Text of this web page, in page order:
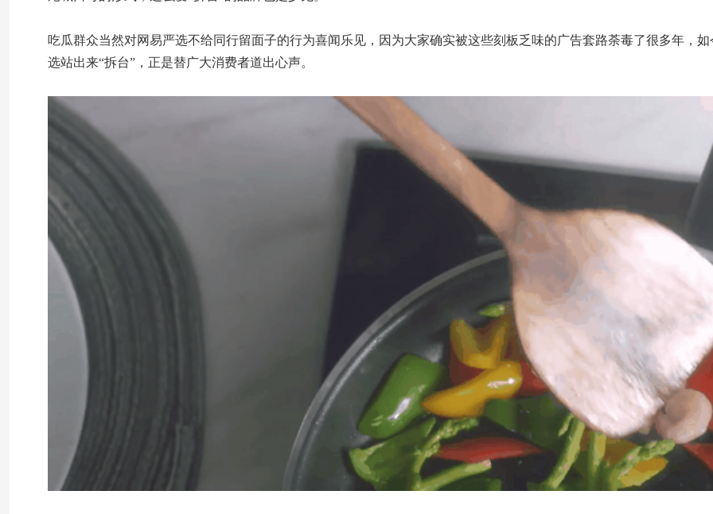
吃瓜群众当然对网易严选不给同行留面子的行为喜闻乐见，因为大家确实被这些刻板乏味的广告套路荼毒了很多年，
选站出来“拆台”，正是替广大消费者道出心声。